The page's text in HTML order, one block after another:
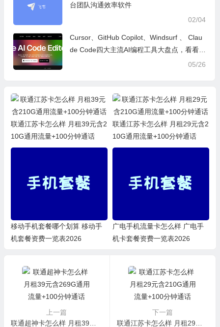
台团队沟通效率软件
02/04
Cursor、GitHub Copilot、Windsurf 、 Clau
de Code四大主流AI编程工具大盘点，看看哪
05/26
联通江苏卡怎么样 月租39元含2
10G通用流量+100分钟通话
联通江苏卡怎么样 月租29元含2
10G通用流量+100分钟通话
移动手机套餐哪个划算 移动手
机套餐资费一览表2026
广电手机流量卡怎么样 广电手
机卡套餐资费一览表2026
上一篇
下一篇